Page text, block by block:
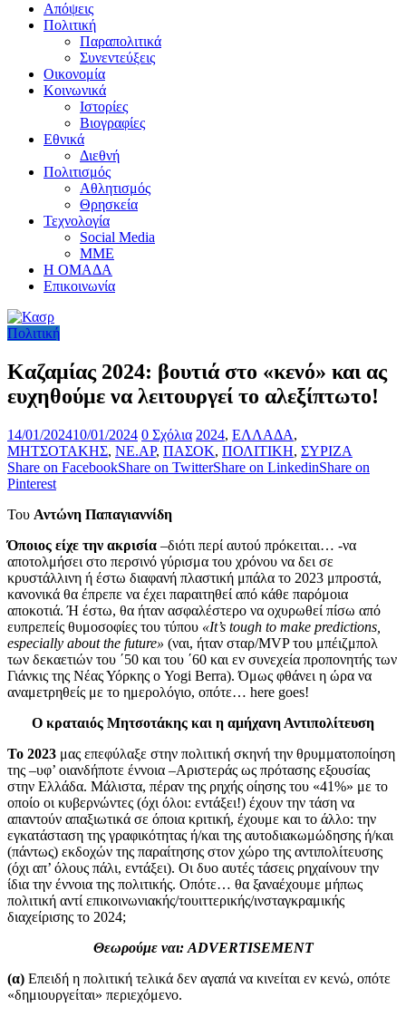
Απόψεις
Πολιτική
Παραπολιτικά
Συνεντεύξεις
Οικονομία
Κοινωνικά
Ιστορίες
Βιογραφίες
Εθνικά
Διεθνή
Πολιτισμός
Αθλητισμός
Θρησκεία
Τεχνολογία
Social Media
ΜΜΕ
Η ΟΜΑΔΑ
Επικοινωνία
Πολιτική
Καζαμίας 2024: βουτιά στο «κενό» και ας
ευχηθούμε να λειτουργεί το αλεξίπτωτο!
14/01/202410/01/2024 0 Σχόλια 2024, ΕΛΛΑΔΑ,
ΜΗΤΣΟΤΑΚΗΣ, ΝΕ.ΑΡ, ΠΑΣΟΚ, ΠΟΛΙΤΙΚΗ, ΣΥΡΙΖΑ
Share on FacebookShare on TwitterShare on LinkedinShare on
Pinterest
Του Αντώνη Παπαγιαννίδη
Όποιος είχε την ακρισία –διότι περί αυτού πρόκειται… -να
αποτολμήσει στο περσινό γύρισμα του χρόνου να δει σε
κρυστάλλινη ή έστω διαφανή πλαστική μπάλα το 2023 μπροστά,
κανονικά θα έπρεπε να έχει παραιτηθεί από κάθε παρόμοια
αποκοτιά. Ή έστω, θα ήταν ασφαλέστερο να οχυρωθεί πίσω από
ευπρεπείς θυμοσοφίες του τύπου «It’s tough to make predictions,
especially about the future» (ναι, ήταν σταρ/MVP του μπέιζμπολ
των δεκαετιών του ΄50 και του ΄60 και εν συνεχεία προπονητής των
Γιάνκις της Νέας Υόρκης ο Yogi Berra). Όμως φθάνει η ώρα να
αναμετρηθείς με το ημερολόγιο, οπότε… here goes!
Ο κραταιός Μητσοτάκης και η αμήχανη Αντιπολίτευση
Το 2023 μας επεφύλαξε στην πολιτική σκηνή την θρυμματοποίηση
της –υφ’ οιανδήποτε έννοια –Αριστεράς ως πρότασης εξουσίας
στην Ελλάδα. Μάλιστα, πέραν της ρηχής οίησης του «41%» με το
οποίο οι κυβερνώντες (όχι όλοι: εντάξει!) έχουν την τάση να
απαντούν απαξιωτικά σε όποια κριτική, έχουμε και το άλλο: την
εγκατάσταση της γραφικότητας ή/και της αυτοδιακωμώδησης ή/και
(πάντως) εκδοχών της παραίτησης στον χώρο της αντιπολίτευσης
(όχι απ’ όλους πάλι, εντάξει). Οι δυο αυτές τάσεις ρηχαίνουν την
ίδια την έννοια της πολιτικής. Οπότε… θα ξαναέχουμε μήπως
πολιτική αντί επικοινωνιακής/τουιττερικής/ινσταγκραμικής
διαχείρισης το 2024;
Θεωρούμε ναι: ADVERTISEMENT
(α) Eπειδή η πολιτική τελικά δεν αγαπά να κινείται εν κενώ, οπότε
«δημιουργείται» περιεχόμενο.